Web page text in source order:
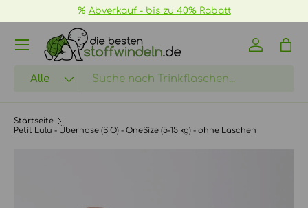
DIREKT ZUM INHALT
% Abverkauf - bis zu 40% Rabatt
Suchen
Alle
Einloggen
Startseite
Petit Lulu - Überhose (SIO) - OneSize (5-15 kg) - ohne Laschen